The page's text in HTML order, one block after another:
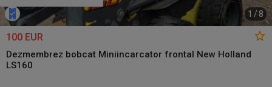
1 / 8
100 EUR
Dezmembrez bobcat Miniincarcator frontal New Holland
LS160